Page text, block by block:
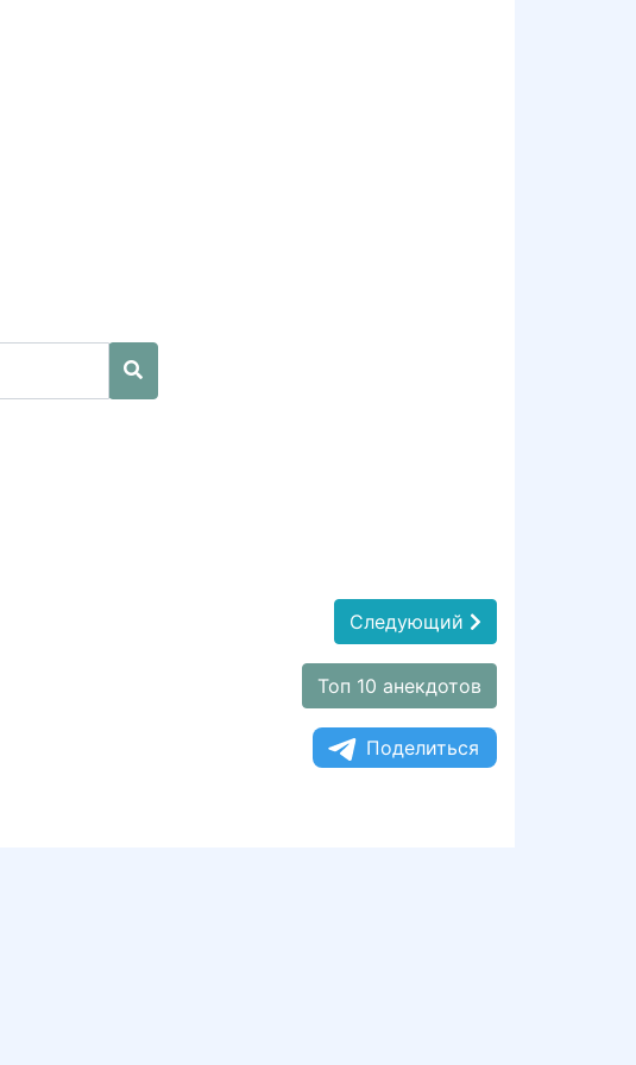
Следующий
Топ 10 анекдотов
Поделиться